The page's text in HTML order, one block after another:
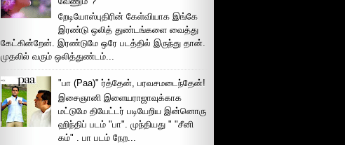
றேடியோஸ்புதிரின் கேள்வியாக இங்கே
இரண்டு ஒலித் துண்டங்களை வைத்து
கேட்கின்றேன். இரண்டுமே ஒரே படத்தில் இருந்து தான்.
முதலில் வரும் ஒலித்துண்டம்...
"பா (Paa)" ர்த்தேன், பரவசமடைந்தேன்!
இசைஞானி இளையராஜாவுக்காக
மட்டுமே தியேட்டர் படியேறிய இன்னொரு
ஹிந்திப் படம் "பா". முந்தியது " "சீனி
கம்" . பா படம் நேற...